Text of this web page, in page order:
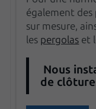
également des
sur mesure,
les pergolas et
Nous
de